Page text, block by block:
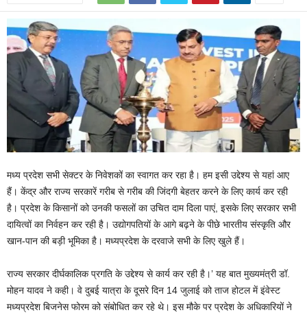
मध्य प्रदेश सभी सेक्टर के निवेशकों का स्वागत कर रहा है। हम इसी उद्देश्य से यहां आए
हैं। केंद्र और राज्य सरकारें गरीब से गरीब की जिंदगी बेहतर करने के लिए कार्य कर रही
है। प्रदेश के किसानों को उनकी फसलों का उचित दाम दिला पाएं, इसके लिए सरकार सभी
दायित्वों का निर्वहन कर रही है। उद्योगपतियों के आगे बढ़ने के पीछे भारतीय संस्कृति और
खान-पान की बड़ी भूमिका है। मध्यप्रदेश के दरवाजे सभी के लिए खुले हैं।
राज्य सरकार दीर्घकालिक प्रगति के उद्देश्य से कार्य कर रही है।’ यह बात मुख्यमंत्री डॉ.
मोहन यादव ने कही। वे दुबई यात्रा के दूसरे दिन 14 जुलाई को ताज होटल में इंवेस्ट
मध्यप्रदेश बिजनेस फोरम को संबोधित कर रहे थे। इस मौके पर प्रदेश के अधिकारियों ने